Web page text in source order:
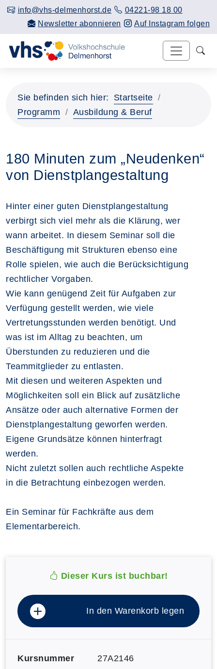
info@vhs-delmenhorst.de
04221-98 18 00
Newsletter abonnieren
Auf Instagram folgen
Sie befinden sich hier:
Startseite
Programm
Ausbildung & Beruf
180 Minuten zum „Neudenken“
von Dienstplangestaltung
Hinter einer guten Dienstplangestaltung
verbirgt sich viel mehr als die Klärung, wer
wann arbeitet. In diesem Seminar soll die
Beschäftigung mit Strukturen ebenso eine
Rolle spielen, wie auch die Berücksichtigung
rechtlicher Vorgaben.
Wie kann genügend Zeit für Aufgaben zur
Verfügung gestellt werden, wie viele
Vertretungsstunden werden benötigt. Und
was ist im Alltag zu beachten, um
Überstunden zu reduzieren und die
Teammitglieder zu entlasten.
Mit diesen und weiteren Aspekten und
Möglichkeiten soll ein Blick auf zusätzliche
Ansätze oder auch alternative Formen der
Dienstplangestaltung geworfen werden.
Eigene Grundsätze können hinterfragt
werden.
Nicht zuletzt sollen auch rechtliche Aspekte
in die Betrachtung einbezogen werden.
Ein Seminar für Fachkräfte aus dem
Elementarbereich.
Dieser Kurs ist buchbar!
In den Warenkorb legen
Kursnummer 27A2146